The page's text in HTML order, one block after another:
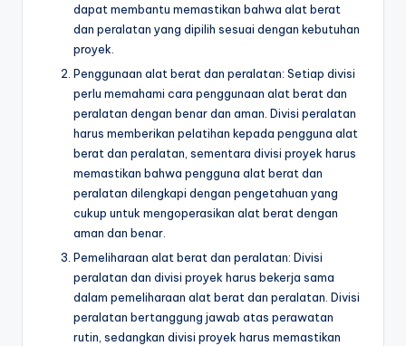
dapat membantu memastikan bahwa alat berat
dan peralatan yang dipilih sesuai dengan kebutuhan
proyek.
Penggunaan alat berat dan peralatan: Setiap divisi
perlu memahami cara penggunaan alat berat dan
peralatan dengan benar dan aman. Divisi peralatan
harus memberikan pelatihan kepada pengguna alat
berat dan peralatan, sementara divisi proyek harus
memastikan bahwa pengguna alat berat dan
peralatan dilengkapi dengan pengetahuan yang
cukup untuk mengoperasikan alat berat dengan
aman dan benar.
Pemeliharaan alat berat dan peralatan: Divisi
peralatan dan divisi proyek harus bekerja sama
dalam pemeliharaan alat berat dan peralatan. Divisi
peralatan bertanggung jawab atas perawatan
rutin, sedangkan divisi proyek harus memastikan